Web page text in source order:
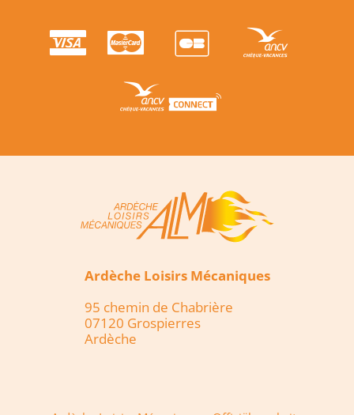
Ardèche Loisirs Mécaniques
95 chemin de Chabrière
07120 Grospierres
Ardèche